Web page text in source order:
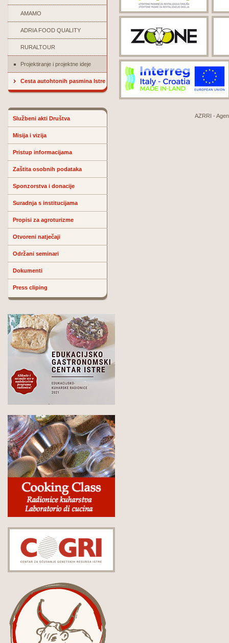
AMAMO
ADRIA FOOD QUALITY
RURALTOUR
Projektiranje i projektne ideje
Cesta autohtonih pasmina Istre
Službeni akti Društva
Misija i vizija
Pristup informacijama
Zaštita osobnih podataka
Sponzorstva i donacije
Suradnja s institucijama
Propisi za agroturizme
Otvoreni natječaji
Održani seminari
Dokumenti
Press cliping
AZRRI -